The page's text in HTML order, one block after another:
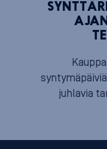
juhlavia